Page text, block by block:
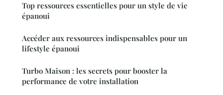
Top ressources essentielles pour un style de vie
épanoui
Accéder aux ressources indispensables pour un
lifestyle épanoui
Turbo Maison : les secrets pour booster la
performance de votre installation